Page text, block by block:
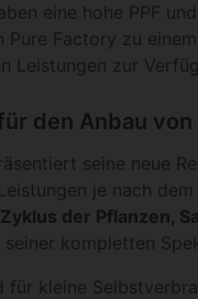
eine hohe PPF
Pure Factory zu
Leistungen zur
den Anbau von
seine neue
je nach dem
der Pflanzen,
seiner kompletten
für kleine